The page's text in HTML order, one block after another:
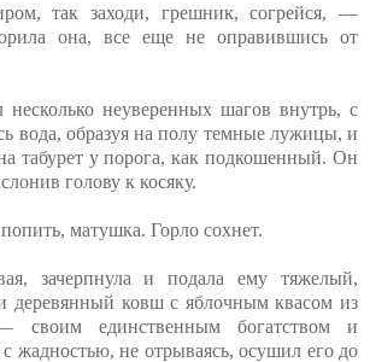
так заходи, грешник, согрейся, —
она, все еще не оправившись от
несколько неуверенных шагов внутрь, с
вода, образуя на полу темные лужицы, и
табурет у порога, как подкошенный. Он
голову к косяку.
матушка. Горло сохнет.
зачерпнула и подала ему тяжелый,
деревянный ковш с яблочным квасом из
своим единственным богатством и
жадностью, не отрываясь, осушил его до